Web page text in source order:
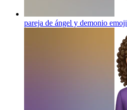
pareja de ángel y demonio emoji